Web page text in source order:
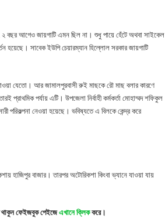
বছর আগেও জায়গাটি এমন ছিল না। শুধু পায়ে হেঁটে অথবা সাইকেল
হয়েছে। সাবেক ইউপি চেয়ারম্যান হিল্লোল সরকার জায়গাটি
যেতো। আর জামালপুরবাসী রুই মাছকে রৌ মাছ বলার কারণে
প্রাথমিক পর্যায় এটি। উপজেলা নির্বাহী কর্মকর্তা মোহাম্মদ শফিকুল
পরিকল্পনা নেওয়া হয়েছে। ভবিষ্যতে এ বিলকে কেন্দ্র করে
হাজিপুর বাজার। তারপর অটোরিকশা কিংবা ভ্যানে যাওয়া যায়
ফেইজবুক পেইজেএখানে ক্লিককরে।